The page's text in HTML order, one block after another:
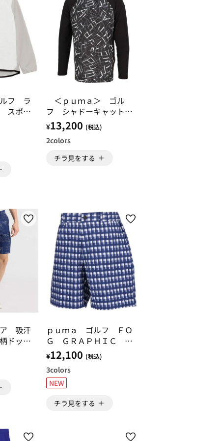
フ ラ
スポー
＜ｐｕｍａ＞ ゴル
フ シャドーキャット
柄 快適ストレッチ長袖
ポロシャツ
¥13,200 (税込)
2colors
チラ見をする
ア 吸汗
ドット
ｐｕｍａ ゴルフ ＦＯ
Ｇ ＧＲＡＰＨＩＣ シ
ョートパンツ
¥12,100 (税込)
3colors
NEW
チラ見をする